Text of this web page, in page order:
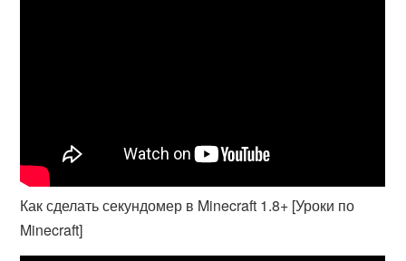
Как сделать секундомер в Minecraft 1.8+ [Уроки по
Minecraft]